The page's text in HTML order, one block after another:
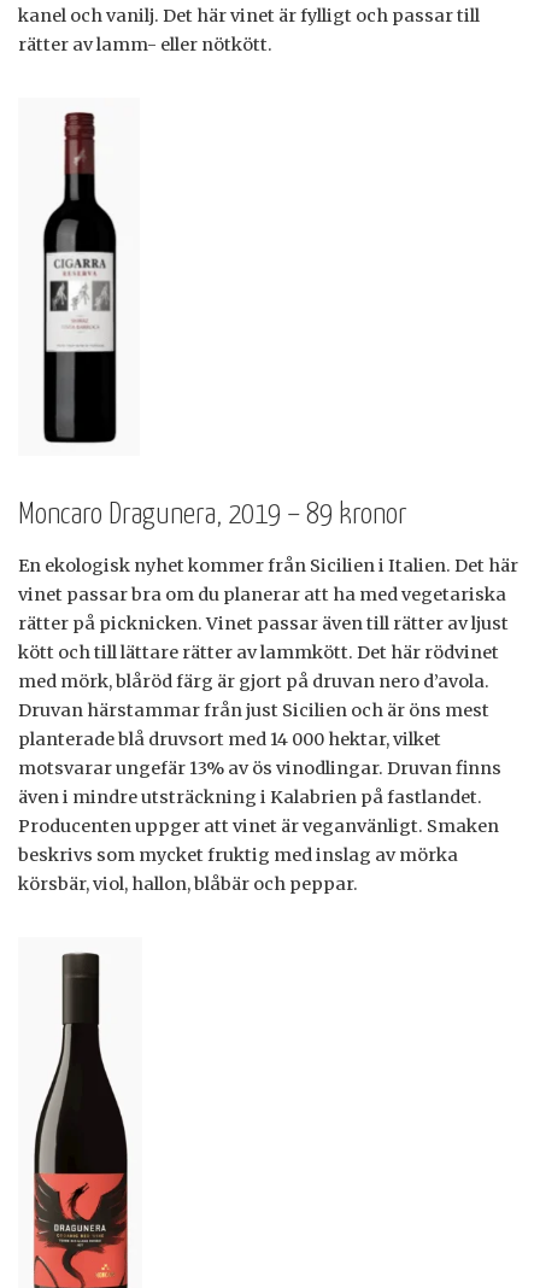
kanel och vanilj. Det här vinet är fylligt och passar till
rätter av lamm- eller nötkött.
Moncaro Dragunera, 2019 – 89 kronor
En ekologisk nyhet kommer från Sicilien i Italien. Det här
vinet passar bra om du planerar att ha med vegetariska
rätter på picknicken. Vinet passar även till rätter av ljust
kött och till lättare rätter av lammkött. Det här rödvinet
med mörk, blåröd färg är gjort på druvan nero d’avola.
Druvan härstammar från just Sicilien och är öns mest
planterade blå druvsort med 14 000 hektar, vilket
motsvarar ungefär 13% av ös vinodlingar. Druvan finns
även i mindre utsträckning i Kalabrien på fastlandet.
Producenten uppger att vinet är veganvänligt. Smaken
beskrivs som mycket fruktig med inslag av mörka
körsbär, viol, hallon, blåbär och peppar.